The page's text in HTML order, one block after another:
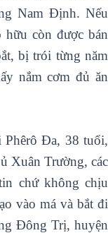
Nam Định. Nếu
còn được bán
bị trói từng năm
nắm cơm đủ ăn
Phêrô Ða, 38 tuổi,
Xuân Trường, các
chứ không chịu
vào má và bắt đi
Ðông Trị, huyện